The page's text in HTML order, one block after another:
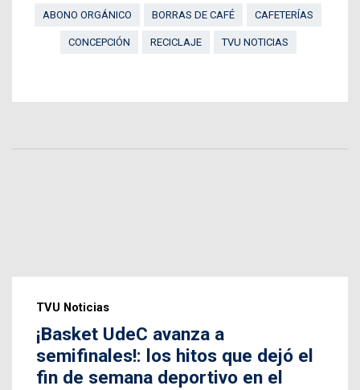
ABONO ORGÁNICO
BORRAS DE CAFÉ CAFETERÍAS
CONCEPCIÓN RECICLAJE TVU NOTICIAS
TVU Noticias
¡Basket UdeC avanza a
semifinales!: los hitos que dejó el
fin de semana deportivo en el